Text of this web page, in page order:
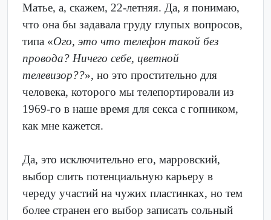
Матье, а, скажем, 22-летняя. Да, я понимаю,
что она бы задавала груду глупых вопросов,
типа «Ого, это что телефон такой без
провода? Ничего себе, цветной
телевизор??», но это простительно для
человека, которого мы телепортировали из
1969-го в наше время для секса с гопником,
как мне кажется.
Да, это исключительно его, марровский,
выбор слить потенциальную карьеру в
череду участий на чужих пластинках, но тем
более странен его выбор записать сольный